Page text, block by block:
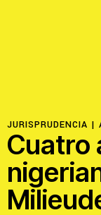
Involúcrate
Sala de Prensa
Serie de cómics
JURISPRUDENCIA |
Cuatro